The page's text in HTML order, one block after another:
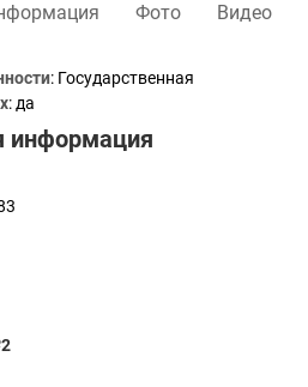
Фото Видео
: Государственная
: да
информация